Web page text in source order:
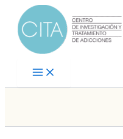
Skip
content